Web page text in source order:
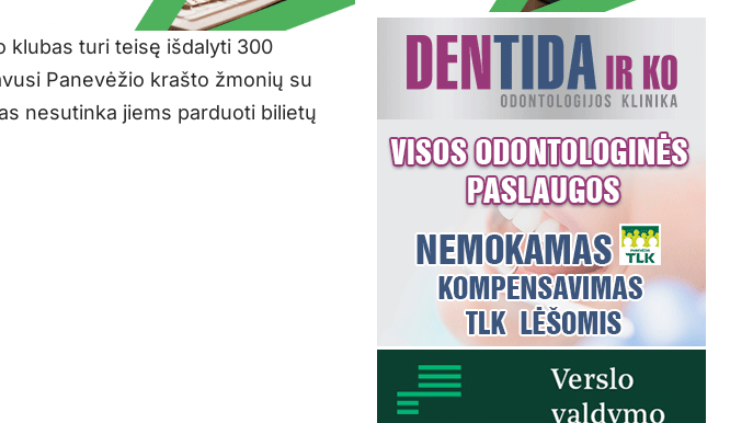
klubas turi teisę išdalyti 300
Panevėžio krašto žmonių su
nesutinka jiems parduoti bilietų